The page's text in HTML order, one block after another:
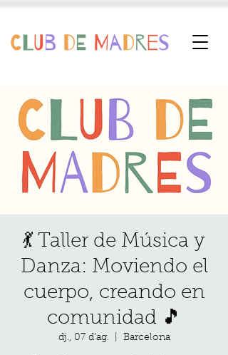
💃 Taller de Música y
Danza: Moviendo el
cuerpo, creando en
comunidad 🎵
dj., 07 d’ag. Barcelona